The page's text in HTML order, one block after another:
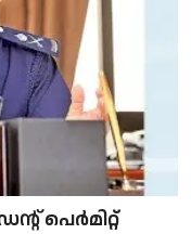
പെർമിറ്റ്